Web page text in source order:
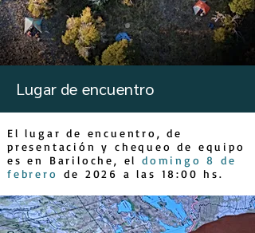
Lugar de encuentro
El lugar de encuentro, de
presentación y chequeo de equipo
es en Bariloche, eldomingo 8 de
febrero
de 2026 a las 18:00 hs.